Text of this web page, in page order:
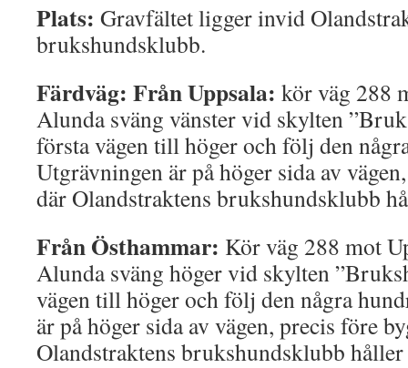
Plats: Gravfältet ligger invid
brukshundsklubb.
Färdväg: Från Uppsala: kör väg 288
Alunda sväng vänster vid skylten
första vägen till höger och följ den
Utgrävningen är på höger sida av
där Olandstraktens brukshundsklubb
Från Östhammar: Kör väg 288 mot
Alunda sväng höger vid skylten
vägen till höger och följ den några
är på höger sida av vägen, precis före
Olandstraktens brukshundsklubb